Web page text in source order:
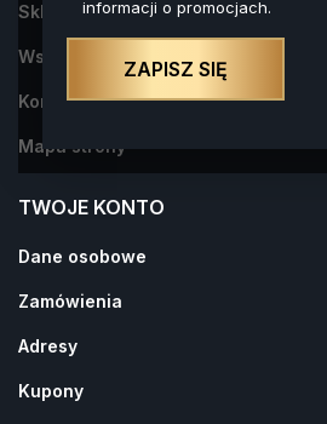
informacji o promocjach.
ZAPISZ SIĘ
Sklep Alkohol na Prezent- dowiedz
Współpraca
Kontakt z nami
Mapa strony
TWOJE KONTO
Dane osobowe
Zamówienia
Adresy
Kupony